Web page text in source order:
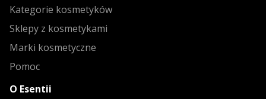
Kategorie kosmetyków
Sklepy z kosmetykami
Marki kosmetyczne
Pomoc
O Esentii